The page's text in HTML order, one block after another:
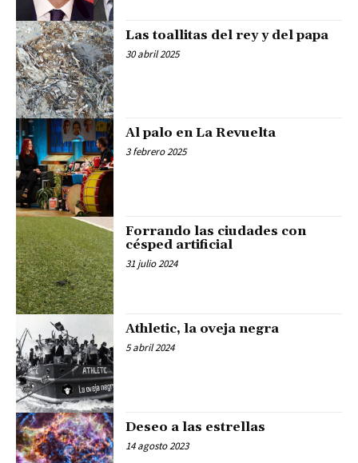
Las toallitas del rey y del papa
30 abril 2025
Al palo en La Revuelta
3 febrero 2025
Forrando las ciudades con
césped artificial
31 julio 2024
Athletic, la oveja negra
5 abril 2024
Deseo a las estrellas
14 agosto 2023